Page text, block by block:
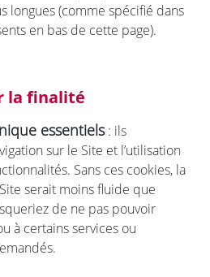
longues (comme spécifié dans
en bas de cette page).
la finalité
essentiels: ils
sur le Site et l’utilisation
Sans ces cookies, la
serait moins fluide que
de ne pas pouvoir
à certains services ou